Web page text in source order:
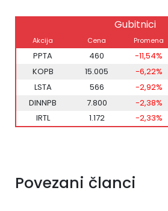
Gubitnici
Akcija Cena Promena
PPTA 460 -11,54%
KOPB
15.005 -6,22%
LSTA
566 -2,92%
DINNPB
7.800 -2,38%
IRTL
1.172 -2,33%
Povezani članci